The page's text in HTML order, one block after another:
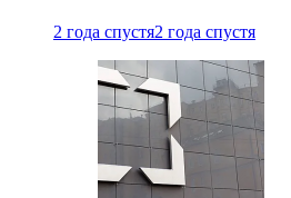
2 года спустя2 года спустя